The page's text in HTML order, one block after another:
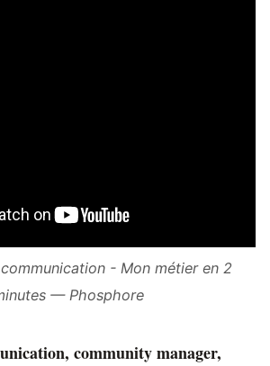
- Mon métier en 2
— Phosphore
community manager,